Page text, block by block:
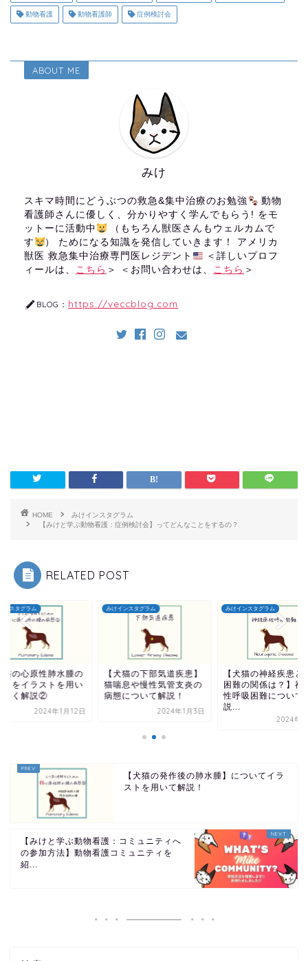
動物看護 動物看護師 症例検討会
ABOUT ME
みけ
スキマ時間にどうぶつの救急&集中治療のお勉強
動物
看護師さんに優しく、分かりやすく学んでもらう! をモ
ットーに活動中
（もちろん獣医さんもウェルカムで
す
） ためになる知識を発信していきます！ アメリカ
獣医 救急集中治療専門医レジデント
＜詳しいプロフ
ィールは、 こちら ＞ ＜お問い合わせは、 こちら ＞
BLOG： https://veccblog.com
HOME
みけインスタグラム
【みけと学ぶ動物看護：症例検討会】ってどんなことをするの？
RELATED POST
ンスタグラム
猫の下部気道疾患】
息や慢性気管支炎の
について解説！
2024年1月3日
みけインスタグラム
【犬猫の神経疾患と呼吸
困難の関係は？】神経原
性呼吸困難について解
みけインスタグラム
【犬猫の心原性肺水
病態】をイラストを
て詳しく解説②
【犬猫の発作後の肺水腫】についてイラ
ストを用いて解説！
【みけと学ぶ動物看護：コミュニティへ
の参加方法】動物看護コミュニティを
紹...